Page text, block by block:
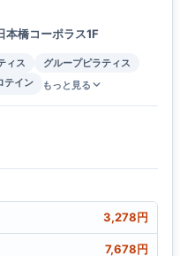
橋コーポラス1F
ィス
グループピラティス
テイン もっと見る
3,278円
7,678円